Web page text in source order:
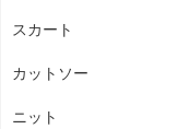
スカート
カットソー
ニット